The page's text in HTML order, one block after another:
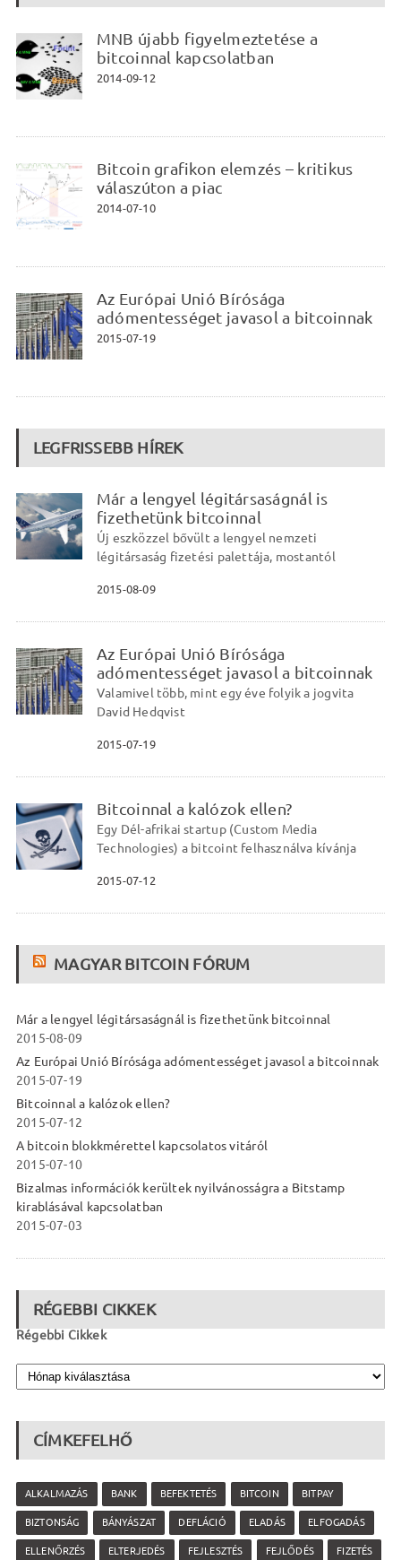
MNB újabb figyelmeztetése a
bitcoinnal kapcsolatban
2014-09-12
Bitcoin grafikon elemzés – kritikus
válaszúton a piac
2014-07-10
Az Európai Unió Bírósága
adómentességet javasol a bitcoinnak
2015-07-19
LEGFRISSEBB HÍREK
Már a lengyel légitársaságnál is
fizethetünk bitcoinnal
Új eszközzel bővült a lengyel nemzeti
légitársaság fizetési palettája, mostantól
2015-08-09
Az Európai Unió Bírósága
adómentességet javasol a bitcoinnak
Valamivel több, mint egy éve folyik a jogvita
David Hedqvist
2015-07-19
Bitcoinnal a kalózok ellen?
Egy Dél-afrikai startup (Custom Media
Technologies) a bitcoint felhasználva kívánja
2015-07-12
MAGYAR BITCOIN FÓRUM
Már a lengyel légitársaságnál is fizethetünk bitcoinnal
2015-08-09
Az Európai Unió Bírósága adómentességet javasol a bitcoinnak
2015-07-19
Bitcoinnal a kalózok ellen?
2015-07-12
A bitcoin blokkmérettel kapcsolatos vitáról
2015-07-10
Bizalmas információk kerültek nyilvánosságra a Bitstamp
kirablásával kapcsolatban
2015-07-03
RÉGEBBI CIKKEK
Régebbi Cikkek
CÍMKEFELHŐ
ALKALMAZÁS BANK BEFEKTETÉS BITCOIN BITPAY
BIZTONSÁG BÁNYÁSZAT DEFLÁCIÓ ELADÁS ELFOGADÁS
ELLENŐRZÉS ELTERJEDÉS FEJLESZTÉS FEJLŐDÉS FIZETÉS